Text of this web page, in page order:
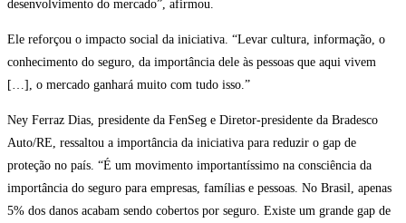
desenvolvimento do mercado”, afirmou.
Ele reforçou o impacto social da iniciativa. “Levar cultura, informação, o
conhecimento do seguro, da importância dele às pessoas que aqui vivem
[…], o mercado ganhará muito com tudo isso.”
Ney Ferraz Dias, presidente da FenSeg e Diretor-presidente da Bradesco
Auto/RE, ressaltou a importância da iniciativa para reduzir o gap de
proteção no país. “É um movimento importantíssimo na consciência da
importância do seguro para empresas, famílias e pessoas. No Brasil, apenas
5% dos danos acabam sendo cobertos por seguro. Existe um grande gap de